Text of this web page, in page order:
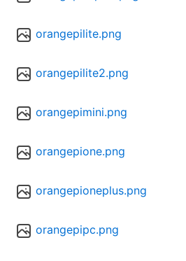
orangepilite.png
orangepilite2.png
orangepimini.png
orangepione.png
orangepioneplus.png
orangepipc.png